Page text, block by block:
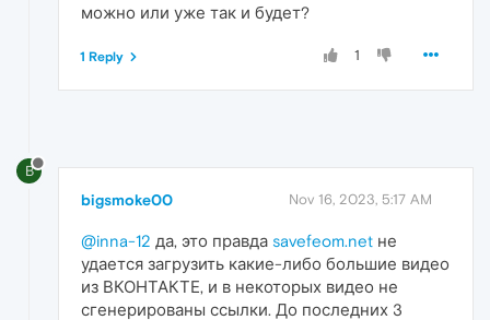
можно или уже так и будет?
1
1 Reply
B
bigsmoke00 Nov 16, 2023, 5:17 AM
@inna-12 да, это правда savefeom.net не
удается загрузить какие-либо большие видео
из ВКОНТАКТЕ, и в некоторых видео не
сгенерированы ссылки. До последних 3